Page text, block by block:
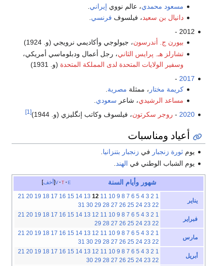
مسعود محمدي، عالم نووي إيراني
دانيال بن سعيد، فيلسوف فرنسي.
2012 -
بيورن ج. أندرسون، جيولوجي وأكاديمي نرويجي (و. 1924)
تشارلز هـ. پرايس الثاني، رجل أعمال ودبلوماسي أمريكي،
وسفير الولايات المتحدة لدى المملكة المتحدة (و. 1931)
2017
-
كريمة مختار ، ممثلة مصرية
مساعد الرشيدي، شاعر سعودي
2020
- روجر سكرتون، فيلسوف وكاتب إنگليزي (و. 1944) [1]
أعياد ومناسبات
يومثورة زنجبار في زنجبار بتنزانيا.
يوم الشباب الوطني في الهند
أخف v t e شهور وأيام السنة
يناير
1
2
3
4
5
6
7
8
9
10
11
12
13
14
15
16
17
18
19
20
21
22
23
24
25
26
27
28
29
30
31
فبراير
1
2
3
4
5
6
7
8
9
10
11
12
13
14
15
16
17
18
19
20
21
22
23
24
25
26
27
28
29
مارس
1
2
3
4
5
6
7
8
9
10
11
12
13
14
15
16
17
18
19
20
21
22
23
24
25
26
27
28
29
30
31
أبريل
1
2
3
4
5
6
7
8
9
10
11
12
13
14
15
16
17
18
19
20
21
22
23
24
25
26
27
28
29
30